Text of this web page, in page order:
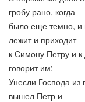
гробу рано, когда
было еще темно, и
лежит и приходит
к Симону Петру и к
говорит им:
Унесли Господа из
вышел Петр и